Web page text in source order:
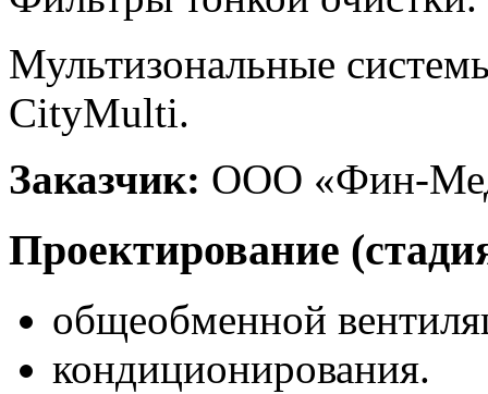
Мультизональные
CityMulti.
Заказчик: ООО «Фин-
Проектирование
общеобменной
кондиционирования.